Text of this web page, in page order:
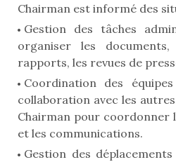
Chairman est informé des
Gestion des tâches
organiser les
rapports, les revues de
Coordination des
collaboration avec les
Chairman pour coordonner
et les communications.
Gestion des